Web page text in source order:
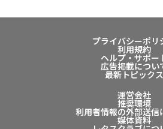
プライバシーポリ
利用規約
ヘルプ・サポー
広告掲載につい
最新トピックス
運営会社
推奨環境
利用者情報の外部送信
媒体資料